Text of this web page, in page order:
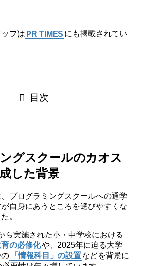
プは PR TIMES にも掲載されてい
目次
グスクールのカオス
した背景
プログラミングスクールへの通学
自身にあうところを選びやすくな
。
ら実施された小・中学校における
の必修化や、2025年に迫る大学
の
「情報科目」の設置などを背景に